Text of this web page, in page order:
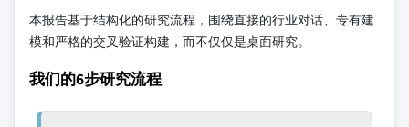
本报告基于结构化的研究流程，围绕直接的行业对话、专有建
模和严格的交叉验证构建，而不仅仅是桌面研究。
我们的6步研究流程